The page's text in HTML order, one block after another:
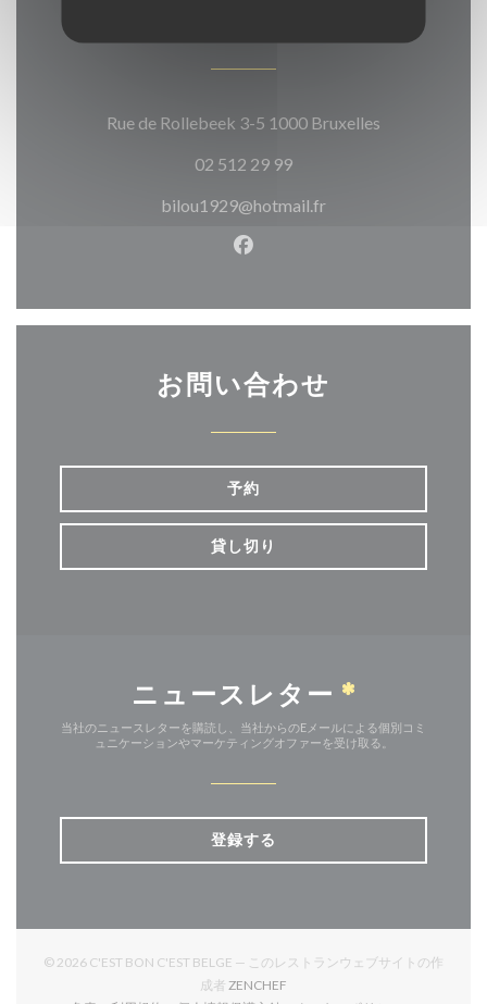
Rue de Rollebeek 3-5 1000 Bruxelles
02 512 29 99
bilou1929@hotmail.fr
Facebook ((新しいウィン
お問い合わせ
予約
貸し切り
ニュースレター *
当社のニュースレターを購読し、当社からのEメールによる個別コミ
ュニケーションやマーケティングオファーを受け取る。
登録する
© 2026 C'EST BON C'EST BELGE — このレストランウェブサイトの作
成者 ZENCHEF